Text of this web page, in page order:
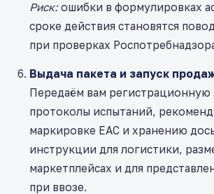
Риск:ошибки в формулировках
сроке действия становятся
при проверках
Выдача пакета и запуск
Передаём вам регистрационную
протоколы испытаний,
маркировке ЕАС и хранению
инструкции для логистики,
маркетплейсах и для
при ввозе.